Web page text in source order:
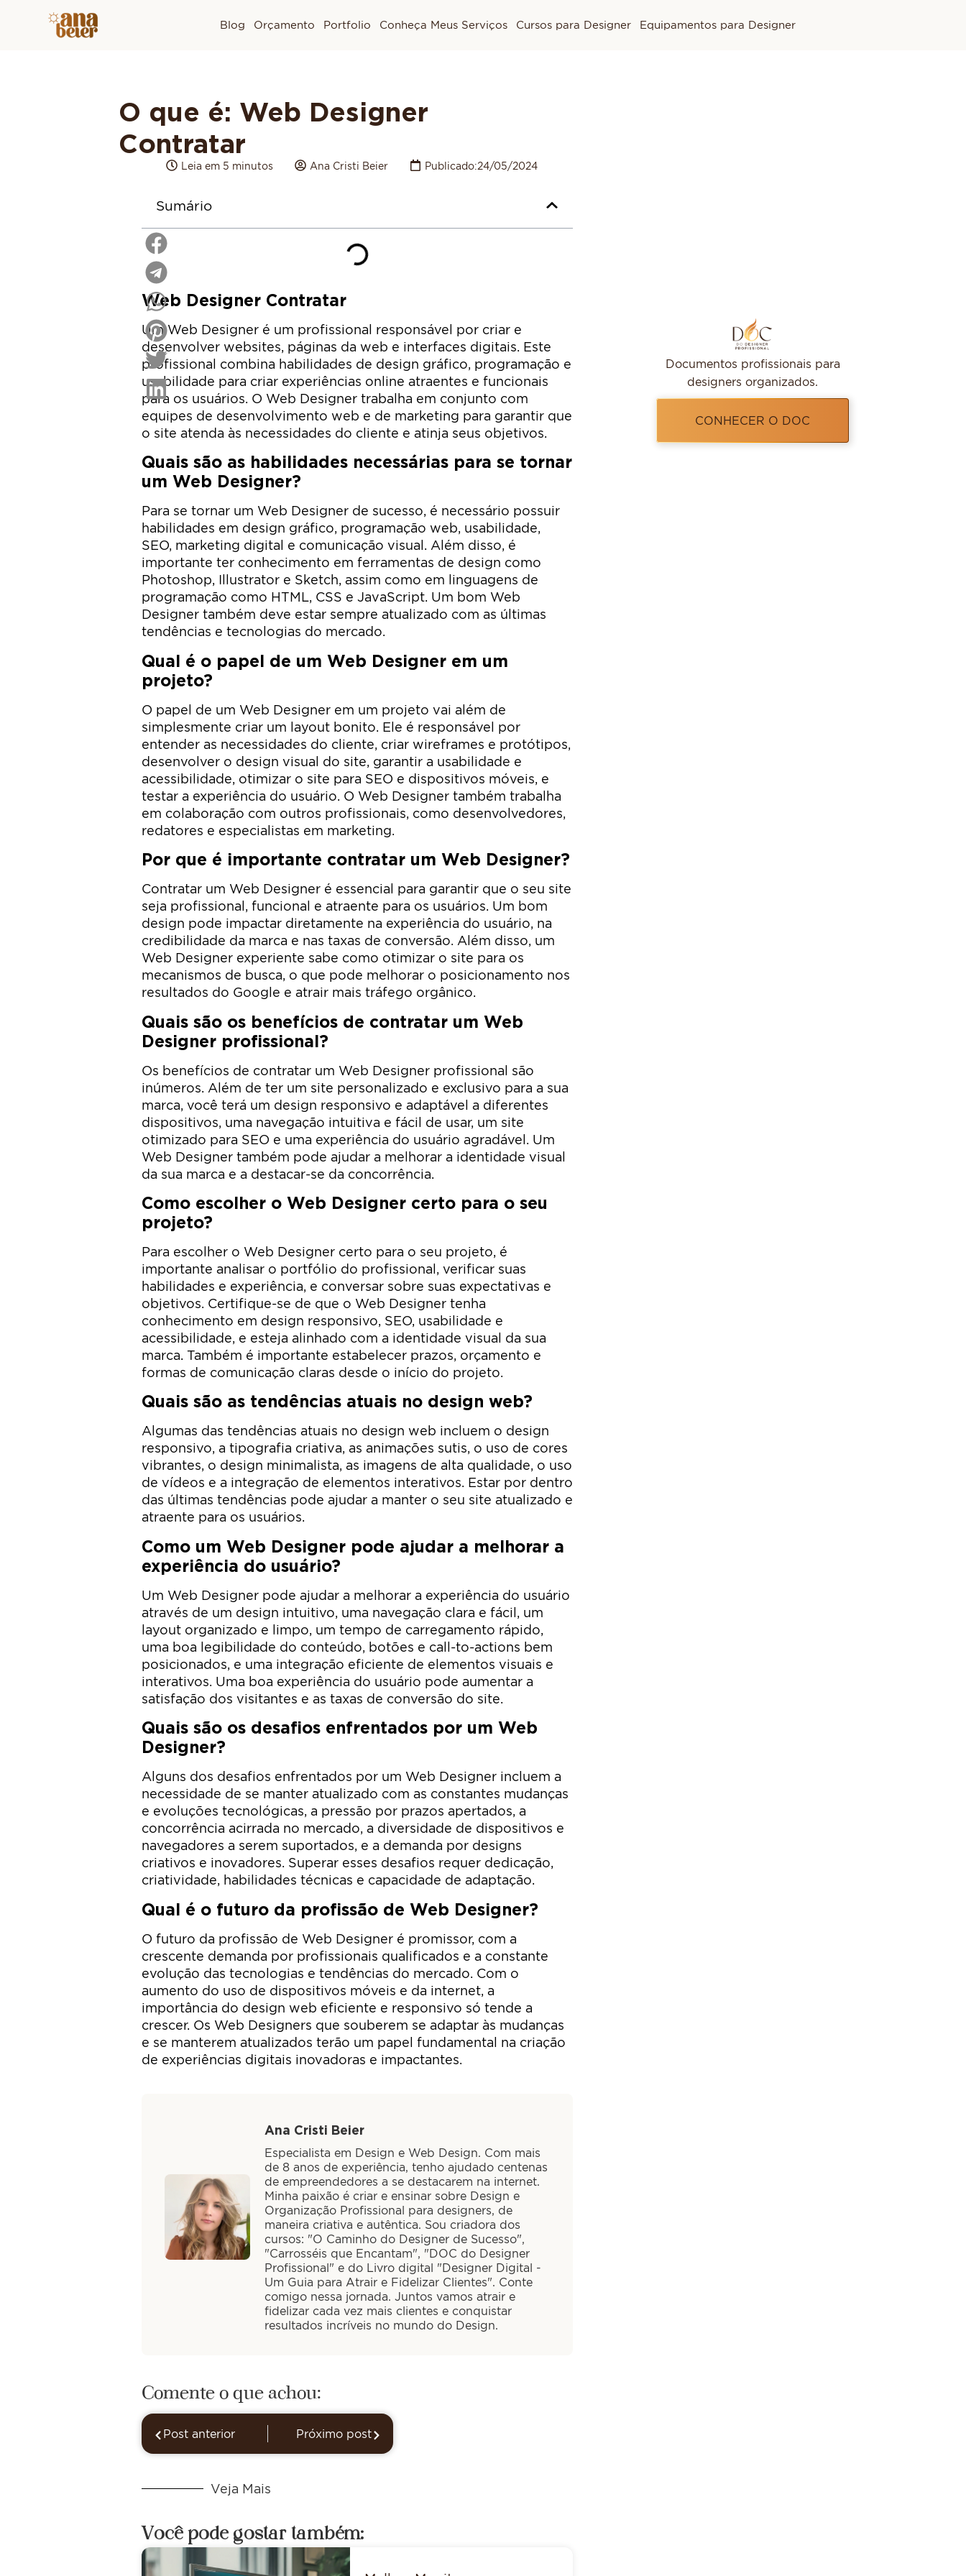
Blog Orçamento Portfolio Conheça Meus Serviços Cursos para Designer Equipamentos para Designer
O que é: Web Designer
Contratar
Leia em 5 minutos Ana Cristi Beier Publicado:24/05/2024
Sumário
Web Designer Contratar
Um Web Designer é um profissional responsável por criar e
desenvolver websites, páginas da web e interfaces digitais. Este
profissional combina habilidades de design gráfico, programação e
usabilidade para criar experiências online atraentes e funcionais
para os usuários. O Web Designer trabalha em conjunto com
equipes de desenvolvimento web e de marketing para garantir que
o site atenda às necessidades do cliente e atinja seus objetivos.
Quais são as habilidades necessárias para se tornar
um Web Designer?
Para se tornar um Web Designer de sucesso, é necessário possuir
habilidades em design gráfico, programação web, usabilidade,
SEO, marketing digital e comunicação visual. Além disso, é
importante ter conhecimento em ferramentas de design como
Photoshop, Illustrator e Sketch, assim como em linguagens de
programação como HTML, CSS e JavaScript. Um bom Web
Designer também deve estar sempre atualizado com as últimas
tendências e tecnologias do mercado.
Qual é o papel de um Web Designer em um
projeto?
O papel de um Web Designer em um projeto vai além de
simplesmente criar um layout bonito. Ele é responsável por
entender as necessidades do cliente, criar wireframes e protótipos,
desenvolver o design visual do site, garantir a usabilidade e
acessibilidade, otimizar o site para SEO e dispositivos móveis, e
testar a experiência do usuário. O Web Designer também trabalha
em colaboração com outros profissionais, como desenvolvedores,
redatores e especialistas em marketing.
Por que é importante contratar um Web Designer?
Contratar um Web Designer é essencial para garantir que o seu site
seja profissional, funcional e atraente para os usuários. Um bom
design pode impactar diretamente na experiência do usuário, na
credibilidade da marca e nas taxas de conversão. Além disso, um
Web Designer experiente sabe como otimizar o site para os
mecanismos de busca, o que pode melhorar o posicionamento nos
resultados do Google e atrair mais tráfego orgânico.
Quais são os benefícios de contratar um Web
Designer profissional?
Os benefícios de contratar um Web Designer profissional são
inúmeros. Além de ter um site personalizado e exclusivo para a sua
marca, você terá um design responsivo e adaptável a diferentes
dispositivos, uma navegação intuitiva e fácil de usar, um site
otimizado para SEO e uma experiência do usuário agradável. Um
Web Designer também pode ajudar a melhorar a identidade visual
da sua marca e a destacar-se da concorrência.
Como escolher o Web Designer certo para o seu
projeto?
Para escolher o Web Designer certo para o seu projeto, é
importante analisar o portfólio do profissional, verificar suas
habilidades e experiência, e conversar sobre suas expectativas e
objetivos. Certifique-se de que o Web Designer tenha
conhecimento em design responsivo, SEO, usabilidade e
acessibilidade, e esteja alinhado com a identidade visual da sua
marca. Também é importante estabelecer prazos, orçamento e
formas de comunicação claras desde o início do projeto.
Quais são as tendências atuais no design web?
Algumas das tendências atuais no design web incluem o design
responsivo, a tipografia criativa, as animações sutis, o uso de cores
vibrantes, o design minimalista, as imagens de alta qualidade, o uso
de vídeos e a integração de elementos interativos. Estar por dentro
das últimas tendências pode ajudar a manter o seu site atualizado e
atraente para os usuários.
Como um Web Designer pode ajudar a melhorar a
experiência do usuário?
Um Web Designer pode ajudar a melhorar a experiência do usuário
através de um design intuitivo, uma navegação clara e fácil, um
layout organizado e limpo, um tempo de carregamento rápido,
uma boa legibilidade do conteúdo, botões e call-to-actions bem
posicionados, e uma integração eficiente de elementos visuais e
interativos. Uma boa experiência do usuário pode aumentar a
satisfação dos visitantes e as taxas de conversão do site.
Quais são os desafios enfrentados por um Web
Designer?
Alguns dos desafios enfrentados por um Web Designer incluem a
necessidade de se manter atualizado com as constantes mudanças
e evoluções tecnológicas, a pressão por prazos apertados, a
concorrência acirrada no mercado, a diversidade de dispositivos e
navegadores a serem suportados, e a demanda por designs
criativos e inovadores. Superar esses desafios requer dedicação,
criatividade, habilidades técnicas e capacidade de adaptação.
Qual é o futuro da profissão de Web Designer?
O futuro da profissão de Web Designer é promissor, com a
crescente demanda por profissionais qualificados e a constante
evolução das tecnologias e tendências do mercado. Com o
aumento do uso de dispositivos móveis e da internet, a
importância do design web eficiente e responsivo só tende a
crescer. Os Web Designers que souberem se adaptar às mudanças
e se manterem atualizados terão um papel fundamental na criação
de experiências digitais inovadoras e impactantes.
Ana Cristi Beier
Especialista em Design e Web Design. Com mais
de 8 anos de experiência, tenho ajudado centenas
de empreendedores a se destacarem na internet.
Minha paixão é criar e ensinar sobre Design e
Organização Profissional para designers, de
maneira criativa e autêntica. Sou criadora dos
cursos: "O Caminho do Designer de Sucesso",
"Carrosséis que Encantam", "DOC do Designer
Profissional" e do Livro digital "Designer Digital -
Um Guia para Atrair e Fidelizar Clientes". Conte
comigo nessa jornada. Juntos vamos atrair e
fidelizar cada vez mais clientes e conquistar
resultados incríveis no mundo do Design.
Comente o que achou:
Post anterior Próximo post
Veja Mais
Você pode gostar também:
Documentos profissionais para
designers organizados.
CONHECER O DOC